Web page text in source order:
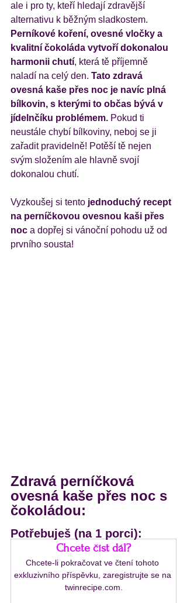
ale i pro ty, kteří hledají zdravější
alternativu k běžným sladkostem.
Perníkové koření, ovesné vločky a
kvalitní čokoláda vytvoří dokonalou
harmonii chutí, která tě příjemně
naladí na celý den. Tato zdravá
ovesná kaše přes noc je navíc plná
bílkovin, s kterými to občas bývá v
jídelnčíku problémem. Pokud ti
neustále chybí bílkoviny, neboj se ji
zařadit pravidelně! Potěší tě nejen
svým složením ale hlavně svojí
dokonalou chutí.
Vyzkoušej si tento jednoduchý recept
na perníčkovou ovesnou kaši přes
noc a dopřej si vánoční pohodu už od
prvního sousta!
Zdravá perníčková
ovesná kaše přes noc s
čokoládou:
Potřebuješ (na 1 porci):
Chcete číst dál?
Chcete-li pokračovat ve čtení tohoto
exkluzivního příspěvku, zaregistrujte se na
twinrecipe.com.